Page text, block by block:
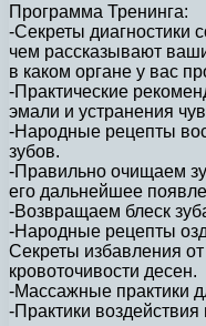
Программа Тренинга:
-Секреты диагностики
чем рассказывают
в каком органе у вас
-Практические
эмали и устранения
-Народные рецепты
зубов.
-Правильно очищаем
его дальнейшее
-Возвращаем блеск
-Народные рецепты
Секреты избавления
кровоточивости десен.
-Массажные практики
-Практики